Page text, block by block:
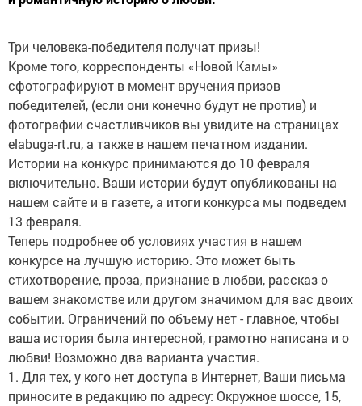
Три человека-победителя получат призы!
Кроме того, корреспонденты «Новой Камы»
сфотографируют в момент вручения призов
победителей, (если они конечно будут не против) и
фотографии счастливчиков вы увидите на страницах
elabuga-rt.ru, а также в нашем печатном издании.
Истории на конкурс принимаются до 10 февраля
включительно. Ваши истории будут опубликованы на
нашем сайте и в газете, а итоги конкурса мы подведем
13 февраля.
Теперь подробнее об условиях участия в нашем
конкурсе на лучшую историю. Это может быть
стихотворение, проза, признание в любви, рассказ о
вашем знакомстве или другом значимом для вас двоих
событии. Ограничений по объему нет - главное, чтобы
ваша история была интересной, грамотно написана и о
любви! Возможно два варианта участия.
1. Для тех, у кого нет доступа в Интернет, Ваши письма
приносите в редакцию по адресу: Окружное шоссе, 15,